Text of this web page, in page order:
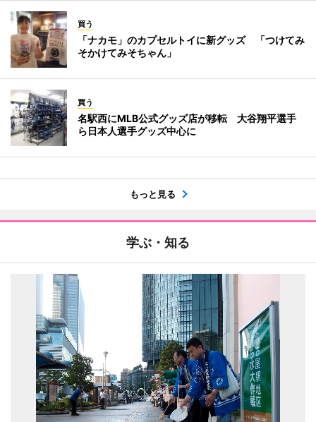
買う
「ナカモ」のカプセルトイに新グッズ 「つけてみ
そかけてみそちゃん」
買う
名駅西にMLB公式グッズ店が移転 大谷翔平選手
ら日本人選手グッズ中心に
もっと見る
学ぶ・知る